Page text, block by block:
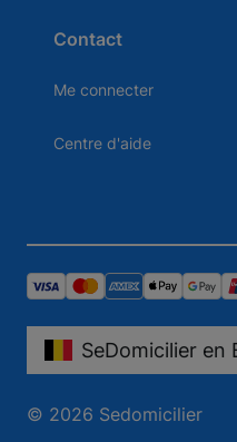
Contact
Me connecter
Centre d'aide
© 2026 Sedomicilier
SeDomicilier en